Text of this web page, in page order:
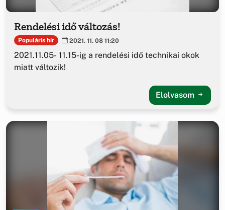
Rendelési idő változás!
Populáris hír 2021. 11. 08 11:20
2021.11.05- 11.15-ig a rendelési idő technikai okok
miatt változik!
Elolvasom